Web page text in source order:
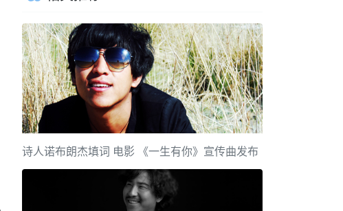
诗人诺布朗杰填词 电影 《一生有你》宣传曲发布